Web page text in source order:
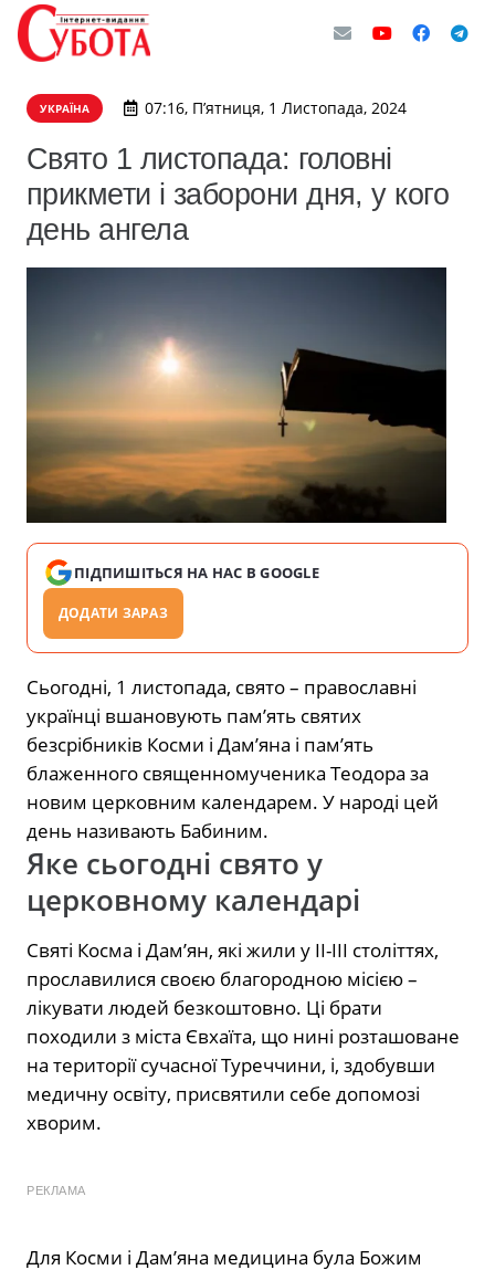
УКРАЇНА 07:16, П’ятниця, 1 Листопада, 2024
Свято 1 листопада: головні
прикмети і заборони дня, у кого
день ангела
ПІДПИШІТЬСЯ НА НАС В GOOGLE
ДОДАТИ ЗАРАЗ
Сьогодні, 1 листопада, свято – православні
українці вшановують пам’ять святих
безсрібників Косми і Дам’яна і пам’ять
блаженного священномученика Теодора за
новим церковним календарем. У народі цей
день називають Бабиним.
Яке сьогодні свято у
церковному календарі
Святі Косма і Дам’ян, які жили у II-III століттях,
прославилися своєю благородною місією –
лікувати людей безкоштовно. Ці брати
походили з міста Євхаїта, що нині розташоване
на території сучасної Туреччини, і, здобувши
медичну освіту, присвятили себе допомозі
хворим.
РЕКЛАМА
Для Косми і Дам’яна медицина була Божим